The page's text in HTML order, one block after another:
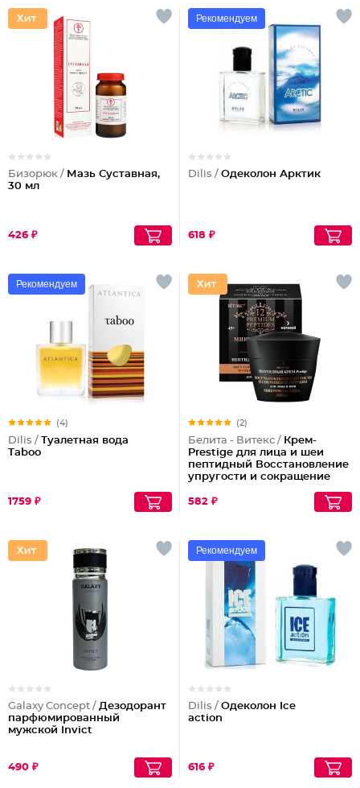
Бизорюк / Мазь Суставная,
30 мл
426 ₽
Рекомендуем
Dilis / Одеколон Арктик
618 ₽
Рекомендуем
(4)
Dilis / Туалетная вода
Taboo
1759 ₽
(2)
Белита - Витекс / Крем-
Prestige для лица и шеи
пептидный Восстановление
упругости и сокращение
582 ₽
Galaxy Concept / Дезодорант
парфюмированный
мужской Invict
490 ₽
Рекомендуем
Dilis / Одеколон Ice
action
616 ₽